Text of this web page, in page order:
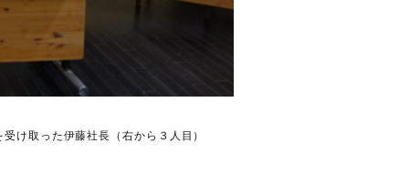
け取った伊藤社長（右から３人目）